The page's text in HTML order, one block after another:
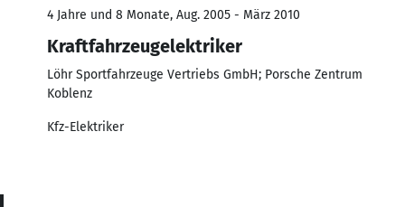
4 Jahre und 8 Monate, Aug. 2005 - März 2010
Kraftfahrzeugelektriker
Löhr Sportfahrzeuge Vertriebs GmbH; Porsche Zentrum
Koblenz
Kfz-Elektriker